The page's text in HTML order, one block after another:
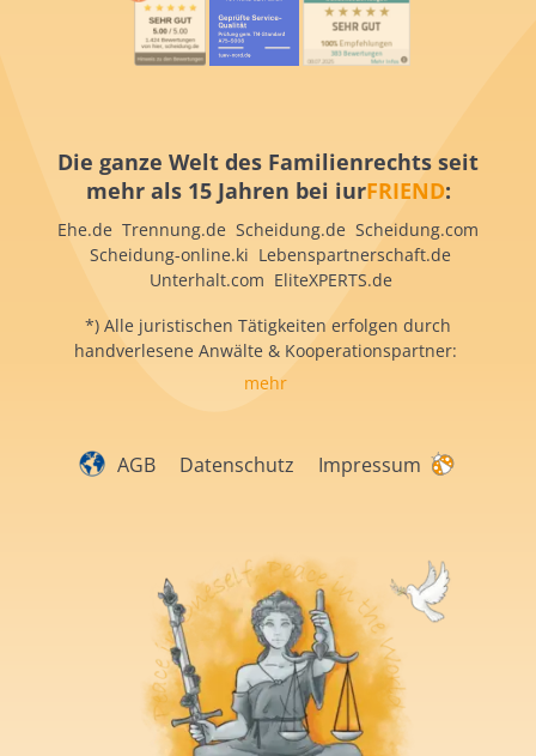
Die ganze Welt des Familienrechts seit
mehr als 15 Jahren bei iurFRIEND:
Ehe.de Trennung.de Scheidung.de Scheidung.com
Scheidung-online.ki Lebenspartnerschaft.de
Unterhalt.com EliteXPERTS.de
*) Alle juristischen Tätigkeiten erfolgen durch
handverlesene Anwälte & Kooperationspartner:
mehr
AGB Datenschutz Impressum